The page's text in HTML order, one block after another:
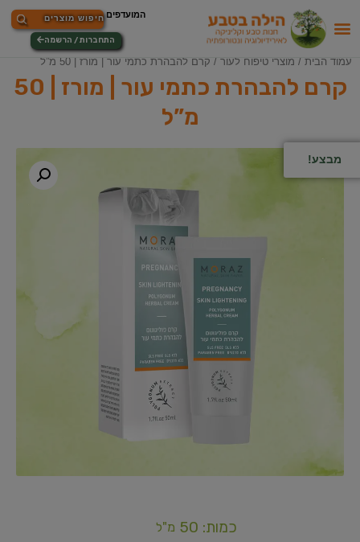
התחברות / הרשמה
עמוד הבית / מוצרי טיפוח לעור / קרם להבהרת כתמי עור | מורז | 50 מ”ל
קרם להבהרת כתמי עור | מורז | 50
מ”ל
מבצע!
כמות: 50 מ"ל